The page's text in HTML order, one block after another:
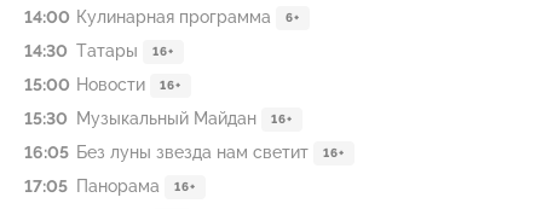
14:00 Кулинарная программа 6+
14:30 Татары 16+
15:00 Новости 16+
15:30 Музыкальный Майдан 16+
16:05 Без луны звезда нам светит 16+
17:05 Панорама 16+